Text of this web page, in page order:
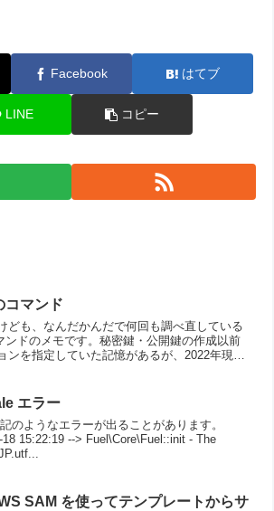
Facebook はてブ
LINE コピー
コマンド
ども、なんだかんだで何回も調べ直している
ンドのメモです。秘密鍵・公開鍵の作成以前
ンを指定していた記憶があるが、2022年現在
エラー
のようなエラーが出ることがあります。
15:22:19 --> Fuel\Core\Fuel::init - The
SAM を使ってテンプレートからサ